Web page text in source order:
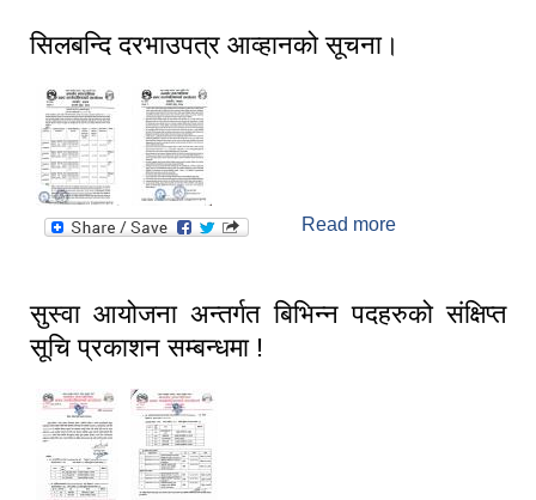
सिलबन्दि दरभाउपत्र आव्हानको सूचना।
Read more
सुस्वा आयोजना अन्तर्गत बिभिन्न पदहरुको संक्षिप्त
सूचि प्रकाशन सम्बन्धमा !